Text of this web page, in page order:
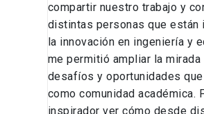
compartir nuestro trabajo y
distintas personas que están
la innovación en ingeniería y
me permitió ampliar la
desafíos y oportunidades
como comunidad académica.
inspirador ver cómo desde